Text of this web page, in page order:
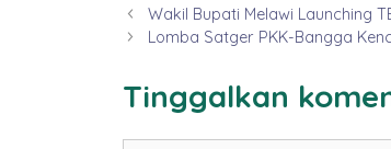
Wakil Bupati Melawi Launching
Lomba Satger PKK-Bangga
Tinggalkan